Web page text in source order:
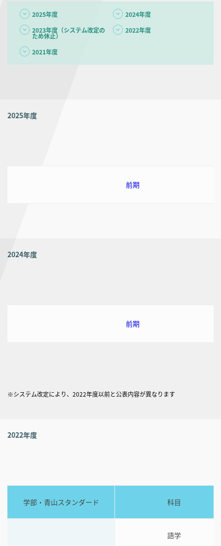
2025年度
2024年度
2023年度（システム改定の
ため休止）
2022年度
2021年度
2025年度
前期
2024年度
前期
※システム改定により、2022年度以前と公表内容が異なります
2022年度
学部・青山スタンダード 科目
語学